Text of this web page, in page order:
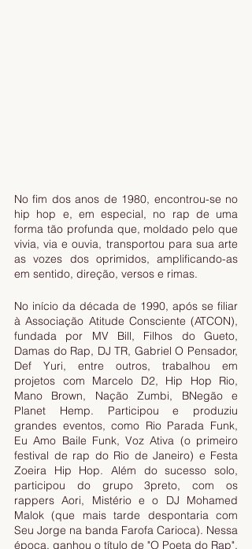
No fim dos anos de 1980, encontrou-se no
hip hop e, em especial, no rap de uma
forma tão profunda que, moldado pelo que
vivia, via e ouvia, transportou para sua arte
as vozes dos oprimidos, amplificando-as
em sentido, direção, versos e rimas.
No início da década de 1990, após se filiar
à Associação Atitude Consciente (ATCON),
fundada por MV Bill, Filhos do Gueto,
Damas do Rap, DJ TR, Gabriel O Pensador,
Def Yuri, entre outros, trabalhou em
projetos com Marcelo D2, Hip Hop Rio,
Mano Brown, Nação Zumbi, BNegão e
Planet Hemp. Participou e produziu
grandes eventos, como Rio Parada Funk,
Eu Amo Baile Funk, Voz Ativa (o primeiro
festival de rap do Rio de Janeiro) e Festa
Zoeira Hip Hop. Além do sucesso solo,
participou do grupo 3preto, com os
rappers Aori, Mistério e o DJ Mohamed
Malok (que mais tarde despontaria com
Seu Jorge na banda Farofa Carioca). Nessa
época, ganhou o título de "O Poeta do Rap".